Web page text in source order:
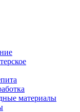
материалы